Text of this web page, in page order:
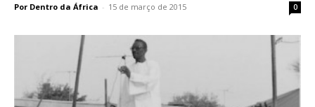
Por Dentro da África - 15 de março de 2015 0